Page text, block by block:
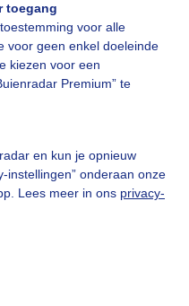
toegang
voor alle
voor geen enkel doeleinde
kiezen voor een
Premium” te
en kun je opnieuw
instellingen” onderaan onze
Lees meer in ons privacy-